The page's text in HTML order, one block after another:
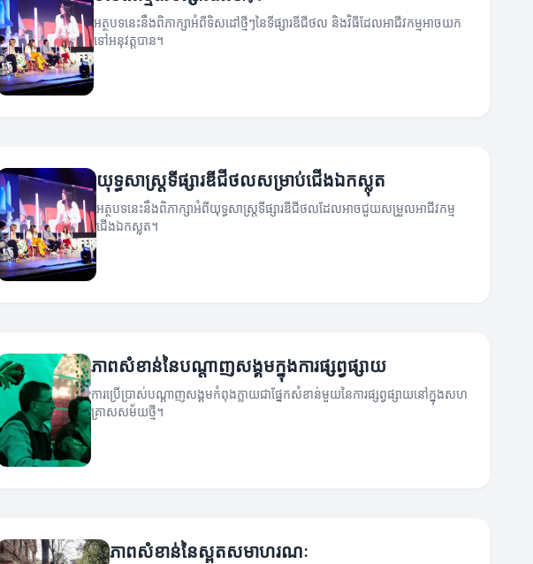
អត្ថបទនេះនឹងពិភាក្សាអំពីទិសដៅថ្មីៗនៃទីផ្សារឌីជីថល និងវិធីដែលអាជីវកម្មអាចយក
ទៅអនុវត្តបាន។
យុទ្ធសាស្ត្រទីផ្សារឌីជីថលសម្រាប់ជើងឯកស្លុត
អត្ថបទនេះនឹងពិភាក្សាអំពីយុទ្ធសាស្ត្រទីផ្សារឌីជីថលដែលអាចជួយសម្រួលអាជីវកម្ម
ជើងឯកស្លុត។
ភាពសំខាន់នៃបណ្តាញសង្គមក្នុងការផ្សព្វផ្សាយ
ការប្រើប្រាស់បណ្តាញសង្គមកំពុងក្លាយជាផ្នែកសំខាន់មួយនៃការផ្សព្វផ្សាយនៅក្នុងសហ
គ្រាសសម័យថ្មី។
ភាពសំខាន់នៃស្ពតសមាហរណៈ